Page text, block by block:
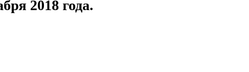
2018 года.